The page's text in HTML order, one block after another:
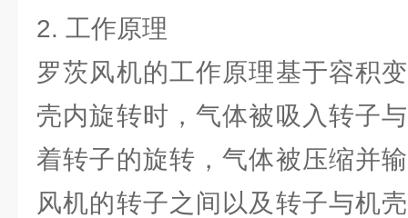
2. 工作原理
罗茨风机的工作原理基于容积
壳内旋转时，气体被吸入转子
着转子的旋转，气体被压缩并
风机的转子之间以及转子与机